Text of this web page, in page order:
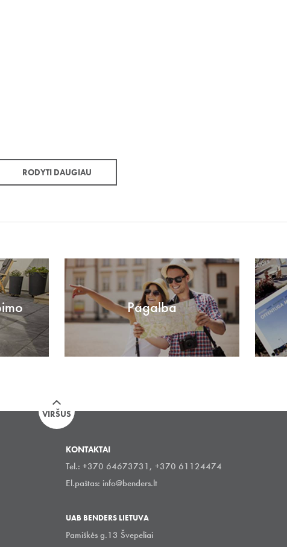
RODYTI DAUGIAU
Pagalba
VIRŠUS
KONTAKTAI
Tel.: +370 64673731, +370 61124474
El.paštas: info@benders.lt
UAB BENDERS LIETUVA
Pamiškės g.13 Švepeliai